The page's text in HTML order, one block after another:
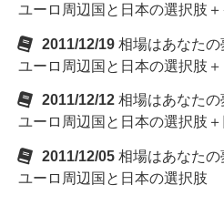
ユーロ周辺国と日本の選択肢
2011/12/19 相場はあなた
ユーロ周辺国と日本の選択肢＋
2011/12/12 相場はあなた
ユーロ周辺国と日本の選択肢
2011/12/05 相場はあなた
ユーロ周辺国と日本の選択肢